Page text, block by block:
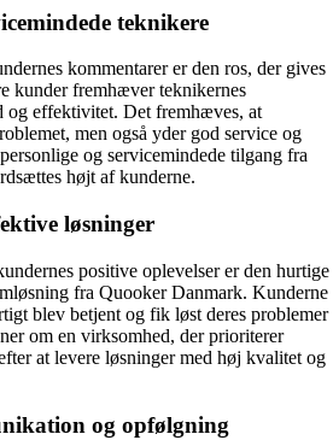
teknikere
kommentarer er den ros, der gives
kunder fremhæver teknikernes
og effektivitet. Det fremhæves, at
men også yder god service og
og servicemindede tilgang fra
højt af kunderne.
løsninger
positive oplevelser er den hurtige
fra Quooker Danmark. Kunderne
blev betjent og fik løst deres problemer
om en virksomhed, der prioriterer
at levere løsninger med høj kvalitet og
og opfølgning